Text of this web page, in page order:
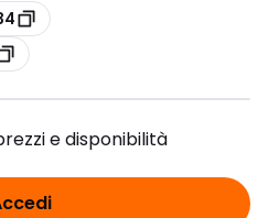
e disponibilità